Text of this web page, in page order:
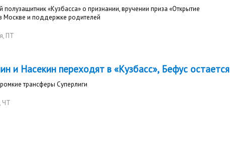
полузащитник «Кузбасса» о признании, вручении приза «Открытие
Москве и поддержке родителей
, ПТ
и Насекин переходят в «Кузбасс», Бефус остается
трансферы Суперлиги
, ЧТ